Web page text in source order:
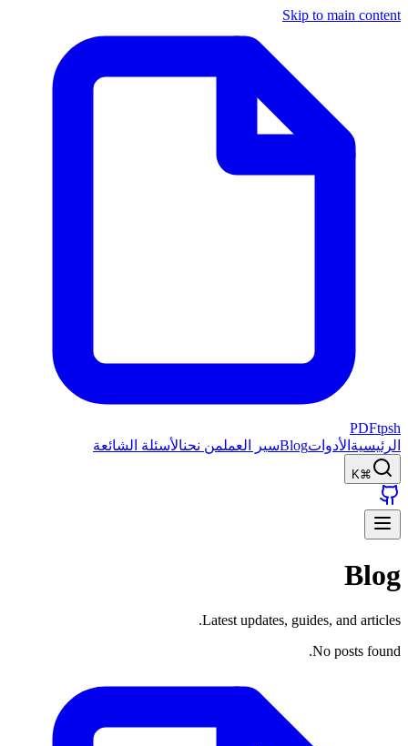
Skip to main content
PDFtpsh
الرئيسية الأدواتBlogسير العملمن نحنالأسئلة الشائعة
⌘K
Blog
Latest updates, guides, and articles.
No posts found.